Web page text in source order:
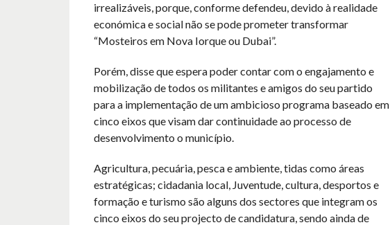
irrealizáveis, porque, conforme defendeu, devido à realidade
económica e social não se pode prometer transformar
“Mosteiros em Nova Iorque ou Dubai”.
Porém, disse que espera poder contar com o engajamento e
mobilização de todos os militantes e amigos do seu partido
para a implementação de um ambicioso programa baseado em
cinco eixos que visam dar continuidade ao processo de
desenvolvimento o município.
Agricultura, pecuária, pesca e ambiente, tidas como áreas
estratégicas; cidadania local, Juventude, cultura, desportos e
formação e turismo são alguns dos sectores que integram os
cinco eixos do seu projecto de candidatura, sendo ainda de